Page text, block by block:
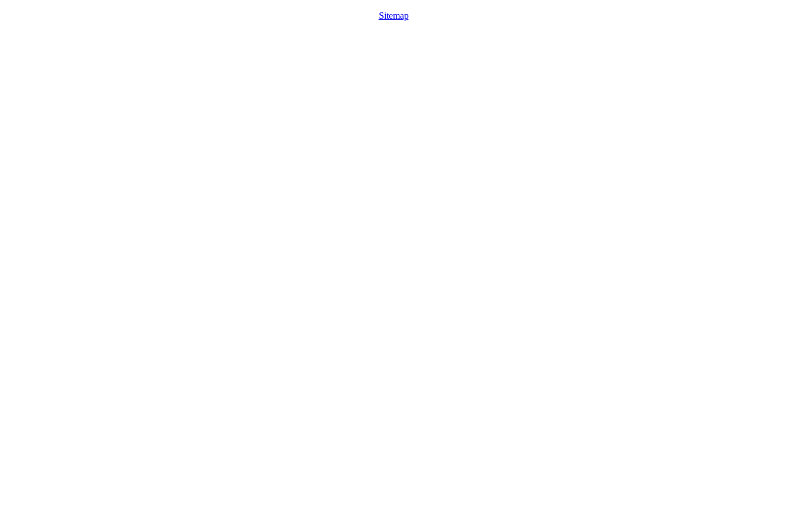
Sitemap